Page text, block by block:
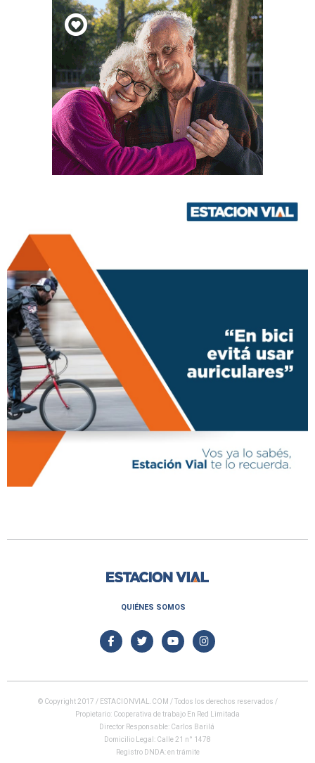
QUIÉNES SOMOS
© Copyright 2017 / ESTACIONVIAL.COM / Todos los derechos reservados /
Propietario: Cooperativa de trabajo En Red Limitada
Director Responsable: Carlos Barilá
Domicilio Legal: Calle 21 n° 1478
Registro DNDA: en trámite